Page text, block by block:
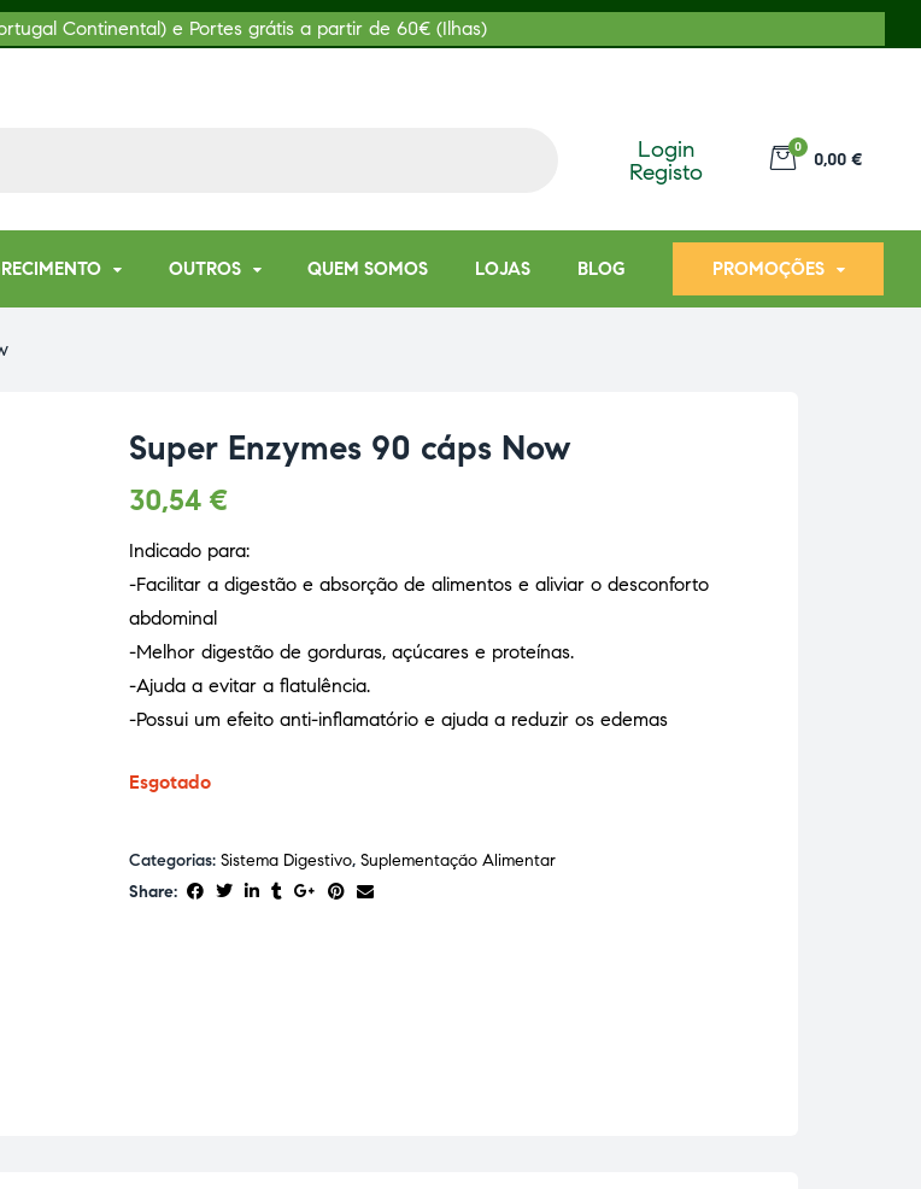
Continental) e Portes grátis a partir de 60€ (Ilhas)
Login
Registo
0
0,00 €
OUTROS QUEM SOMOS LOJAS BLOG PROMOÇÕES
Super Enzymes 90 cáps Now
30,54 €
Indicado para:
-Facilitar a digestão e absorção de alimentos e aliviar o desconforto
abdominal
-Melhor digestão de gorduras, açúcares e proteínas.
-Ajuda a evitar a flatulência.
-Possui um efeito anti-inflamatório e ajuda a reduzir os edemas
Esgotado
Categorias: Sistema Digestivo, Suplementação Alimentar
Share: